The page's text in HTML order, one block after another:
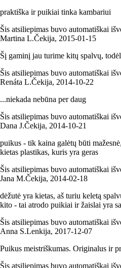
praktiška ir puikiai tinka kambariui
Šis atsiliepimas buvo automatiškai
Martina L.Čekija, 2015‑01‑15
Šį gaminį jau turime kitų spalvų,
Šis atsiliepimas buvo automatiškai
Renáta L.Čekija, 2014‑10‑22
...niekada nebūna per daug
Šis atsiliepimas buvo automatiškai
Dana J.Čekija, 2014‑10‑21
puikus - tik kaina galėtų būti
kietas plastikas, kuris yra geras
Šis atsiliepimas buvo automatiškai
Jana M.Čekija, 2014‑02‑18
dėžutė yra kietas, aš turiu keletą
kito - tai atrodo puikiai ir žaislai yra
Šis atsiliepimas buvo automatiškai
Anna S.Lenkija, 2017‑12‑07
Puikus meistriškumas. Originalus ir
Šis atsiliepimas buvo automatiškai